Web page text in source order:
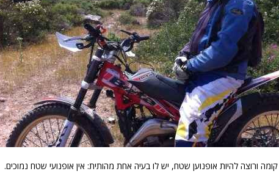
קומה ורוצה להיות אופנוען שטח, יש לו בעיה אחת מהותית: אין אופנועי שטח נמוכים.